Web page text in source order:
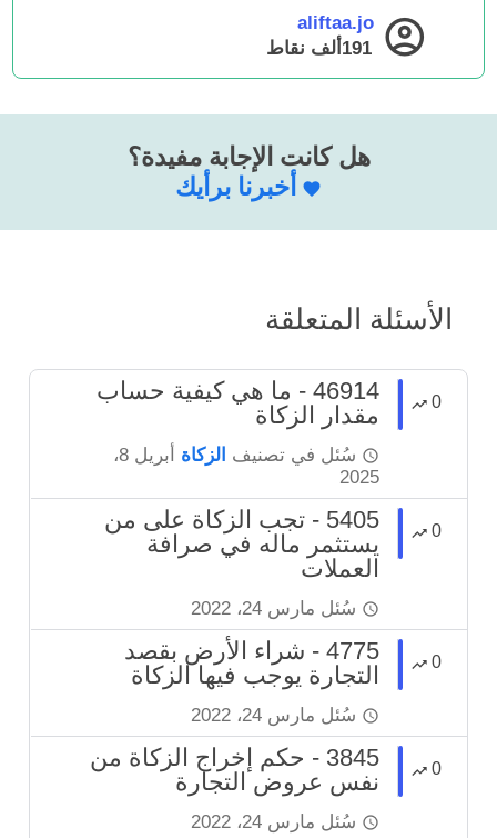
aliftaa.jo
191ألف
نقاط
هل كانت الإجابة مفيدة؟
أخبرنا برأيك
الأسئلة المتعلقة
0
46914 - ما هي كيفية حساب
مقدار الزكاة
سُئل في تصنيف الزكاة
أبريل 8،
2025
0
5405 - تجب الزكاة على من
يستثمر ماله في صرافة
العملات
سُئل مارس 24، 2022
0
4775 - شراء الأرض بقصد
التجارة يوجب فيها الزكاة
سُئل مارس 24، 2022
0
3845 - حكم إخراج الزكاة من
نفس عروض التجارة
سُئل مارس 24، 2022